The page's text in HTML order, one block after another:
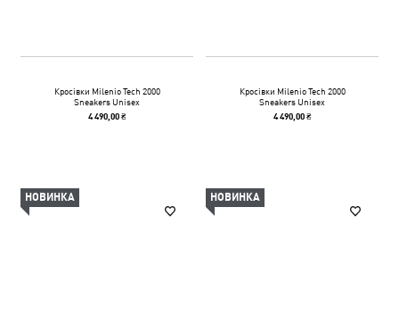
Кросівки Milenio Tech 2000
Sneakers Unisex
4 490,00 ₴
Кросівки Milenio Tech 2000
Sneakers Unisex
4 490,00 ₴
НОВИНКА НОВИНКА